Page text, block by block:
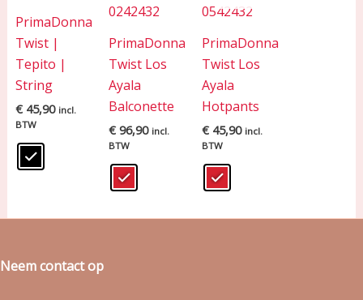
PrimaDonna
Twist |
Tepito |
String
€45,90 incl.
BTW
PrimaDonna
Twist Los
Ayala
Balconette
€96,90 incl.
BTW
PrimaDonna
Twist Los
Ayala
Hotpants
€45,90 incl.
BTW
Neem contact op